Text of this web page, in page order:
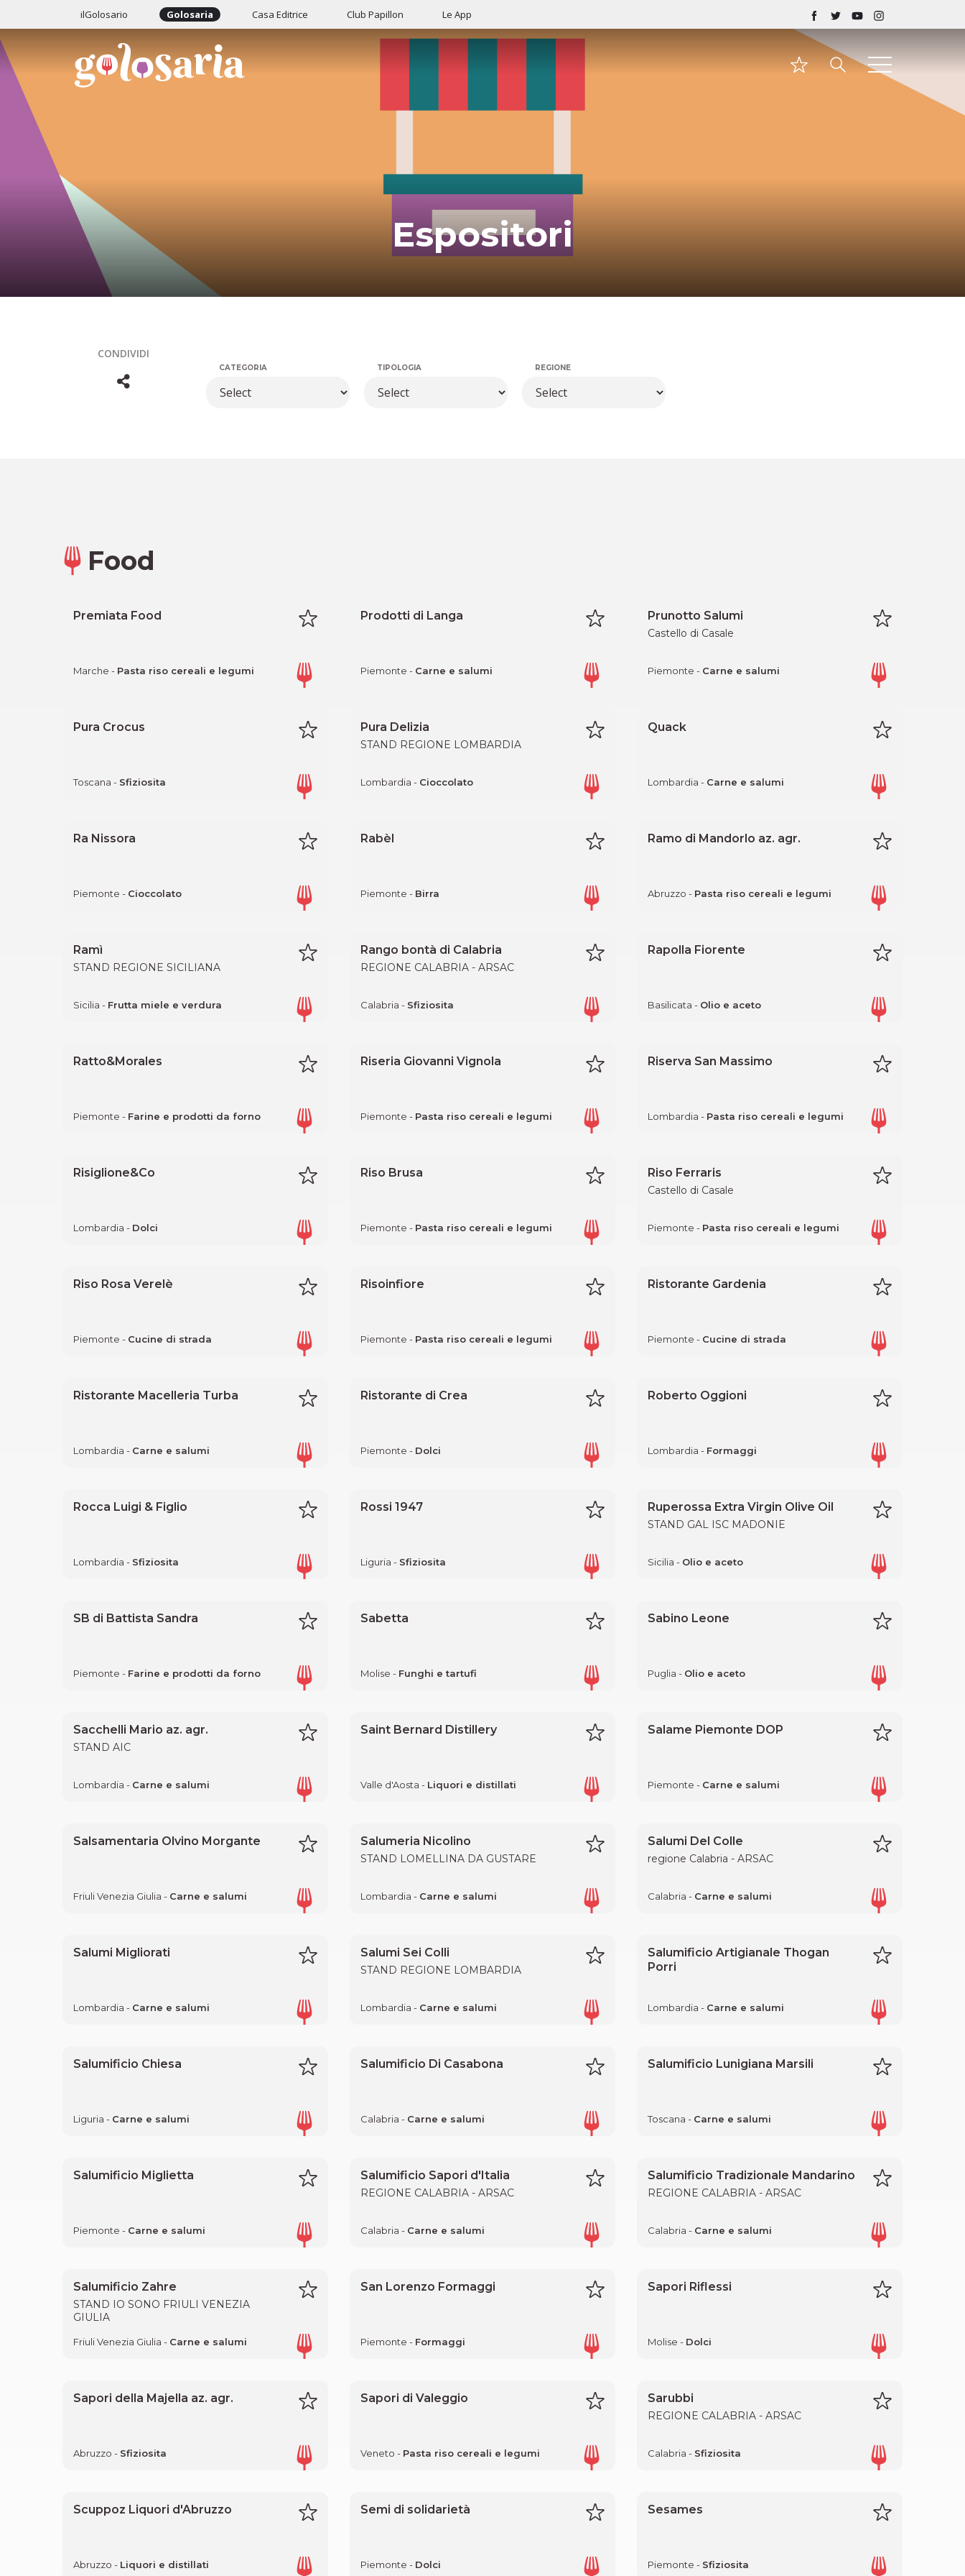
ilGolosario Golosaria Casa Editrice Club Papillon Le App
Espositori
CONDIVIDI
CATEGORIA TIPOLOGIA REGIONE
Food
Premiata Food
Marche - Pasta riso cereali e legumi
Prodotti di Langa
Piemonte - Carne e salumi
Prunotto Salumi
Castello di Casale
Piemonte - Carne e salumi
Pura Crocus
Toscana - Sfiziosita
Pura Delizia
STAND REGIONE LOMBARDIA
Lombardia - Cioccolato
Quack
Lombardia - Carne e salumi
Ra Nissora
Piemonte - Cioccolato
Rabèl
Piemonte - Birra
Ramo di Mandorlo az. agr.
Abruzzo - Pasta riso cereali e legumi
Ramì
STAND REGIONE SICILIANA
Sicilia - Frutta miele e verdura
Rango bontà di Calabria
REGIONE CALABRIA - ARSAC
Calabria - Sfiziosita
Rapolla Fiorente
Basilicata - Olio e aceto
Ratto&Morales
Piemonte - Farine e prodotti da forno
Riseria Giovanni Vignola
Piemonte - Pasta riso cereali e legumi
Riserva San Massimo
Lombardia - Pasta riso cereali e legumi
Risiglione&Co
Lombardia - Dolci
Riso Brusa
Piemonte - Pasta riso cereali e legumi
Riso Ferraris
Castello di Casale
Piemonte - Pasta riso cereali e legumi
Riso Rosa Verelè
Piemonte - Cucine di strada
Risoinfiore
Piemonte - Pasta riso cereali e legumi
Ristorante Gardenia
Piemonte - Cucine di strada
Ristorante Macelleria Turba
Lombardia - Carne e salumi
Ristorante di Crea
Piemonte - Dolci
Roberto Oggioni
Lombardia - Formaggi
Rocca Luigi & Figlio
Lombardia - Sfiziosita
Rossi 1947
Liguria - Sfiziosita
Ruperossa Extra Virgin Olive Oil
STAND GAL ISC MADONIE
Sicilia - Olio e aceto
SB di Battista Sandra
Piemonte - Farine e prodotti da forno
Sabetta
Molise - Funghi e tartufi
Sabino Leone
Puglia - Olio e aceto
Sacchelli Mario az. agr.
STAND AIC
Lombardia - Carne e salumi
Saint Bernard Distillery
Valle d'Aosta - Liquori e distillati
Salame Piemonte DOP
Piemonte - Carne e salumi
Salsamentaria Olvino Morgante
Friuli Venezia Giulia - Carne e salumi
Salumeria Nicolino
STAND LOMELLINA DA GUSTARE
Lombardia - Carne e salumi
Salumi Del Colle
regione Calabria - ARSAC
Calabria - Carne e salumi
Salumi Migliorati
Lombardia - Carne e salumi
Salumi Sei Colli
STAND REGIONE LOMBARDIA
Lombardia - Carne e salumi
Salumificio Artigianale Thogan
Porri
Lombardia - Carne e salumi
Salumificio Chiesa
Liguria - Carne e salumi
Salumificio Di Casabona
Calabria - Carne e salumi
Salumificio Lunigiana Marsili
Toscana - Carne e salumi
Salumificio Miglietta
Piemonte - Carne e salumi
Salumificio Sapori d'Italia
REGIONE CALABRIA - ARSAC
Calabria - Carne e salumi
Salumificio Tradizionale Mandarino
REGIONE CALABRIA - ARSAC
Calabria - Carne e salumi
Salumificio Zahre
STAND IO SONO FRIULI VENEZIA
GIULIA
Friuli Venezia Giulia - Carne e salumi
San Lorenzo Formaggi
Piemonte - Formaggi
Sapori Riflessi
Molise - Dolci
Sapori della Majella az. agr.
Abruzzo - Sfiziosita
Sapori di Valeggio
Veneto - Pasta riso cereali e legumi
Sarubbi
REGIONE CALABRIA - ARSAC
Calabria - Sfiziosita
Scuppoz Liquori d'Abruzzo
Abruzzo - Liquori e distillati
Semi di solidarietà
Piemonte - Dolci
Sesames
Piemonte - Sfiziosita